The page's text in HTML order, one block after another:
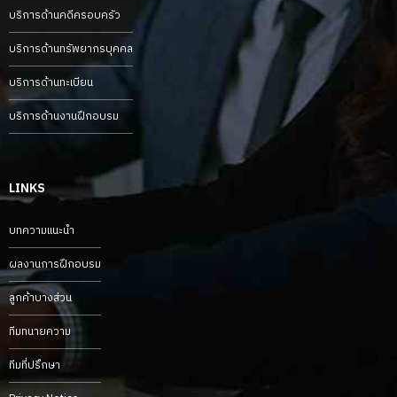
บริการด้านคดีครอบครัว
บริการด้านทรัพยากรบุคคล
บริการด้านทะเบียน
บริการด้านงานฝึกอบรม
LINKS
บทความแนะนำ
ผลงานการฝึกอบรม
ลูกค้าบางส่วน
ทีมทนายความ
ทีมที่ปรึกษา